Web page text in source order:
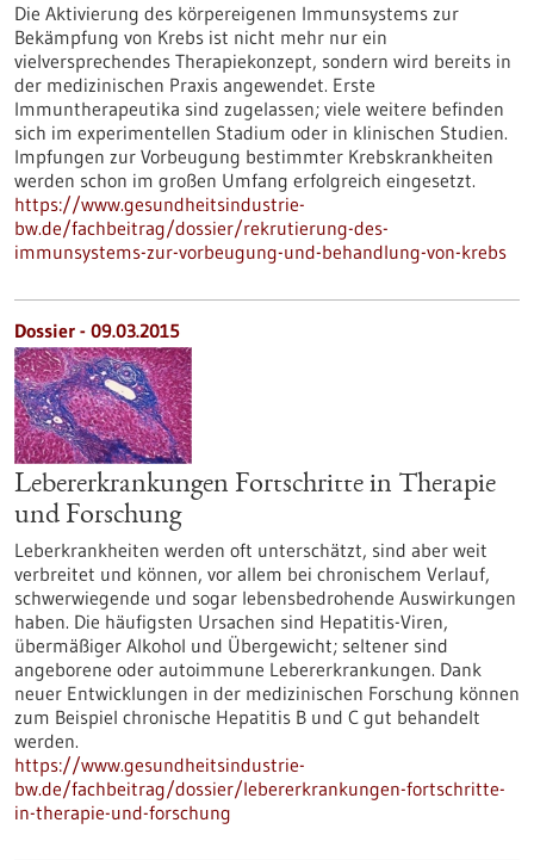
Die Aktivierung des körpereigenen Immunsystems zur
Bekämpfung von Krebs ist nicht mehr nur ein
vielversprechendes Therapiekonzept, sondern wird bereits in
der medizinischen Praxis angewendet. Erste
Immuntherapeutika sind zugelassen; viele weitere befinden
sich im experimentellen Stadium oder in klinischen Studien.
Impfungen zur Vorbeugung bestimmter Krebskrankheiten
werden schon im großen Umfang erfolgreich eingesetzt.
https://www.gesundheitsindustrie-
bw.de/fachbeitrag/dossier/rekrutierung-des-
immunsystems-zur-vorbeugung-und-behandlung-von-krebs
Dossier - 09.03.2015
Lebererkrankungen Fortschritte in Therapie
und Forschung
Leberkrankheiten werden oft unterschätzt, sind aber weit
verbreitet und können, vor allem bei chronischem Verlauf,
schwerwiegende und sogar lebensbedrohende Auswirkungen
haben. Die häufigsten Ursachen sind Hepatitis-Viren,
übermäßiger Alkohol und Übergewicht; seltener sind
angeborene oder autoimmune Lebererkrankungen. Dank
neuer Entwicklungen in der medizinischen Forschung können
zum Beispiel chronische Hepatitis B und C gut behandelt
werden.
https://www.gesundheitsindustrie-
bw.de/fachbeitrag/dossier/lebererkrankungen-fortschritte-
in-therapie-und-forschung